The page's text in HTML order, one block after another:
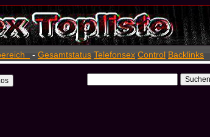
- Gesamtstatus Telefonsex Control Backlinks